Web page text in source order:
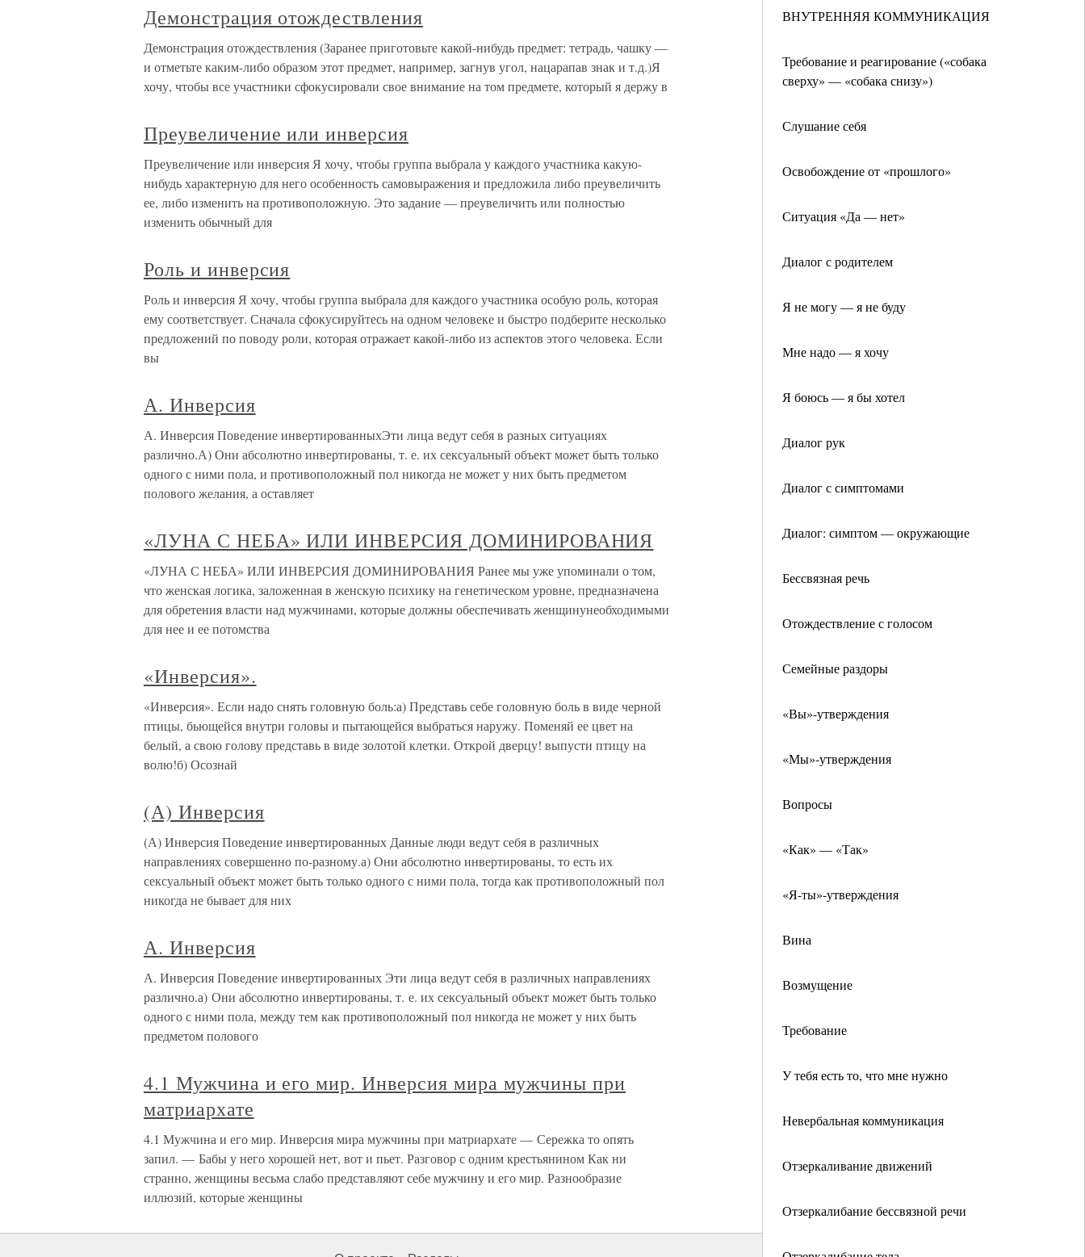
ВНУТРЕННЯЯ КОММУНИКАЦИЯ
Требование и реагирование («собака
сверху» — «собака снизу»)
Слушание себя
Освобождение от «прошлого»
Ситуация «Да — нет»
Диалог с родителем
Я не могу — я не буду
Мне надо — я хочу
Я боюсь — я бы хотел
Диалог рук
Диалог с симптомами
Диалог: симптом — окружающие
Бессвязная речь
Отождествление с голосом
Семейные раздоры
«Вы»-утверждения
«Мы»-утверждения
Вопросы
«Как» — «Так»
«Я-ты»-утверждения
Вина
Возмущение
Требование
У тебя есть то, что мне нужно
Невербальная коммуникация
Отзеркаливание движений
Отзеркалибание бессвязной речи
Демонстрация отождествления
Демонстрация отождествления (Заранее приготовьте какой-нибудь предмет: тетрадь, чашку —
и отметьте каким-либо образом этот предмет, например, загнув угол, нацарапав знак и т.д.)Я
хочу, чтобы все участники сфокусировали свое внимание на том предмете, который я держу в
Преувеличение или инверсия
Преувеличение или инверсия Я хочу, чтобы группа выбрала у каждого участника какую-
нибудь характерную для него особенность самовыражения и предложила либо преувеличить
ее, либо изменить на противоположную. Это задание — преувеличить или полностью
изменить обычный для
Роль и инверсия
Роль и инверсия Я хочу, чтобы группа выбрала для каждого участника особую роль, которая
ему соответствует. Сначала сфокусируйтесь на одном человеке и быстро подберите несколько
предложений по поводу роли, которая отражает какой-либо из аспектов этого человека. Если
вы
А. Инверсия
А. Инверсия Поведение инвертированныхЭти лица ведут себя в разных ситуациях
различно.А) Они абсолютно инвертированы, т. е. их сексуальный объект может быть только
одного с ними пола, и противоположный пол никогда не может у них быть предметом
полового желания, а оставляет
«ЛУНА С НЕБА» ИЛИ ИНВЕРСИЯ ДОМИНИРОВАНИЯ
«ЛУНА С НЕБА» ИЛИ ИНВЕРСИЯ ДОМИНИРОВАНИЯ Ранее мы уже упоминали о том,
что женская логика, заложенная в женскую психику на генетическом уровне, предназначена
для обретения власти над мужчинами, которые должны обеспечивать женщинунеобходимыми
для нее и ее потомства
«Инверсия».
«Инверсия». Если надо снять головную боль:а) Представь себе головную боль в виде черной
птицы, бьющейся внутри головы и пытающейся выбраться наружу. Поменяй ее цвет на
белый, а свою голову представь в виде золотой клетки. Открой дверцу! выпусти птицу на
волю!б) Осознай
(А) Инверсия
(А) Инверсия Поведение инвертированных Данные люди ведут себя в различных
направлениях совершенно по-разному.а) Они абсолютно инвертированы, то есть их
сексуальный объект может быть только одного с ними пола, тогда как противоположный пол
никогда не бывает для них
А. Инверсия
А. Инверсия Поведение инвертированных Эти лица ведут себя в различных направлениях
различно.а) Они абсолютно инвертированы, т. е. их сексуальный объект может быть только
одного с ними пола, между тем как противоположный пол никогда не может у них быть
предметом полового
4.1 Мужчина и его мир. Инверсия мира мужчины при
матриархате
4.1 Мужчина и его мир. Инверсия мира мужчины при матриархате — Сережка то опять
запил. — Бабы у него хорошей нет, вот и пьет. Разговор с одним крестьянином Как ни
странно, женщины весьма слабо представляют себе мужчину и его мир. Разнообразие
иллюзий, которые женщины